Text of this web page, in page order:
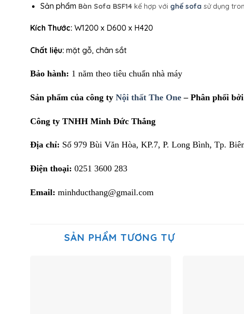
Sản phẩm Bàn Sofa BSF14 kế hợp với ghế sofa sử dụng
Kích Thước: W1200 x D600 x H420
Chất liệu: mặt gỗ, chân sắt
Bảo hành: 1 năm theo tiêu chuẩn nhà máy
Sản phẩm của công ty Nội thất The One – Phân phối bởi
Công ty TNHH Minh Đức Thắng
Địa chỉ: Số 979 Bùi Văn Hòa, KP.7, P. Long Bình, Tp.
Điện thoại: 0251 3600 283
Email: minhducthang@gmail.com
SẢN PHẨM TƯƠNG TỰ